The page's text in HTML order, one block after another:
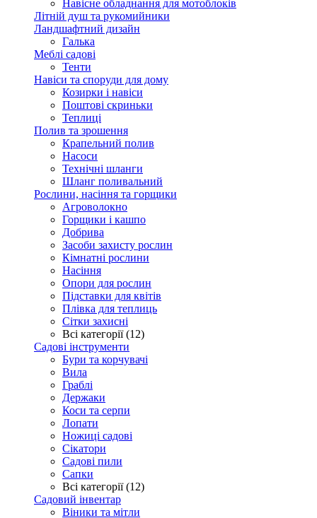
Навісне обладнання для мотоблоків
Літній душ та рукомийники
Ландшафтний дизайн
Галька
Меблі садові
Тенти
Навіси та споруди для дому
Козирки і навіси
Поштові скриньки
Теплиці
Полив та зрошення
Крапельний полив
Насоси
Технічні шланги
Шланг поливальний
Рослини, насіння та горщики
Агроволокно
Горщики і кашпо
Добрива
Засоби захисту рослин
Кімнатні рослини
Насіння
Опори для рослин
Підставки для квітів
Плівка для теплиць
Сітки захисні
Всі категорії (12)
Садові інструменти
Бури та корчувачі
Вила
Граблі
Держаки
Коси та серпи
Лопати
Ножиці садові
Сікатори
Садові пили
Сапки
Всі категорії (12)
Садовий інвентар
Віники та мітли